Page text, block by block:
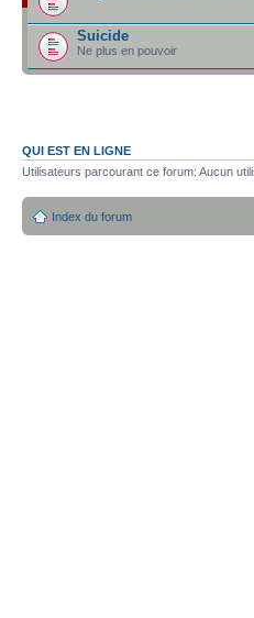
Suicide
Ne plus en pouvoir
QUI EST EN LIGNE
Utilisateurs parcourant ce forum: Aucun
Index du forum